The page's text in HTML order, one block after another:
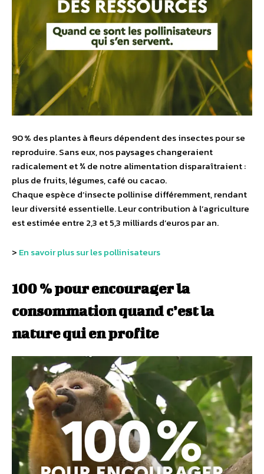
90 % des plantes à fleurs dépendent des insectes pour se
reproduire. Sans eux, nos paysages changeraient
radicalement et ¾ de notre alimentation disparaîtraient :
plus de fruits, légumes, café ou cacao.
Chaque espèce d’insecte pollinise différemment, rendant
leur diversité essentielle. Leur contribution à l’agriculture
est estimée entre 2,3 et 5,3 milliards d’euros par an.
> En savoir plus sur les pollinisateurs
100 % pour encourager la
consommation quand c’est la
nature qui en profite